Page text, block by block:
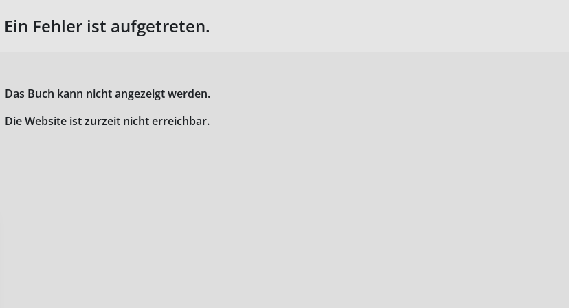
Ein Fehler ist aufgetreten.
Das Buch kann nicht angezeigt werden.
Die Website ist zurzeit nicht erreichbar.